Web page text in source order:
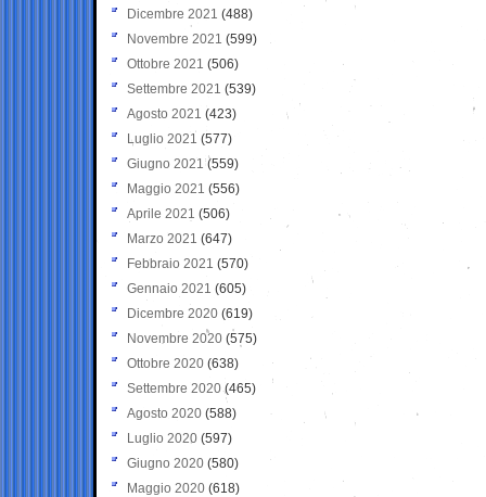
Dicembre 2021 (488)
Novembre 2021 (599)
Ottobre 2021 (506)
Settembre 2021 (539)
Agosto 2021 (423)
Luglio 2021 (577)
Giugno 2021(559)
Maggio 2021 (556)
Aprile 2021 (506)
Marzo 2021 (647)
Febbraio 2021 (570)
Gennaio 2021 (605)
Dicembre 2020 (619)
Novembre 2020 (575)
Ottobre 2020 (638)
Settembre 2020(465)
Agosto 2020 (588)
Luglio 2020 (597)
Giugno 2020 (580)
Maggio 2020 (618)